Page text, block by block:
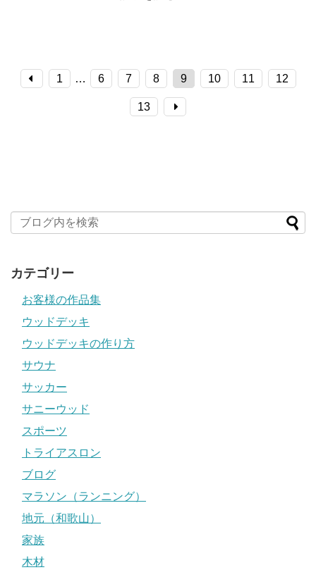
1 … 6 7 8 9 10 11 12
13
カテゴリー
お客様の作品集
ウッドデッキ
ウッドデッキの作り方
サウナ
サッカー
サニーウッド
スポーツ
トライアスロン
ブログ
マラソン（ランニング）
地元（和歌山）
家族
木材